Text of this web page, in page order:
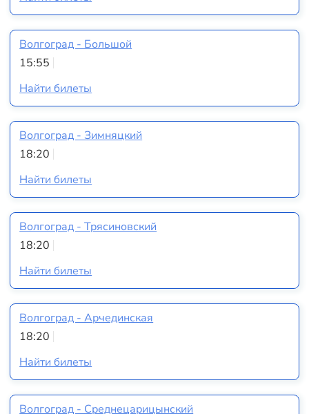
Волгоград - Большой
15:55
Найти билеты
Волгоград - Зимняцкий
18:20
Найти билеты
Волгоград - Трясиновский
18:20
Найти билеты
Волгоград - Арчединская
18:20
Найти билеты
Волгоград - Среднецарицынский